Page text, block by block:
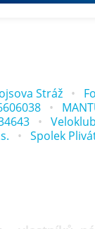
Stráž
Spolek